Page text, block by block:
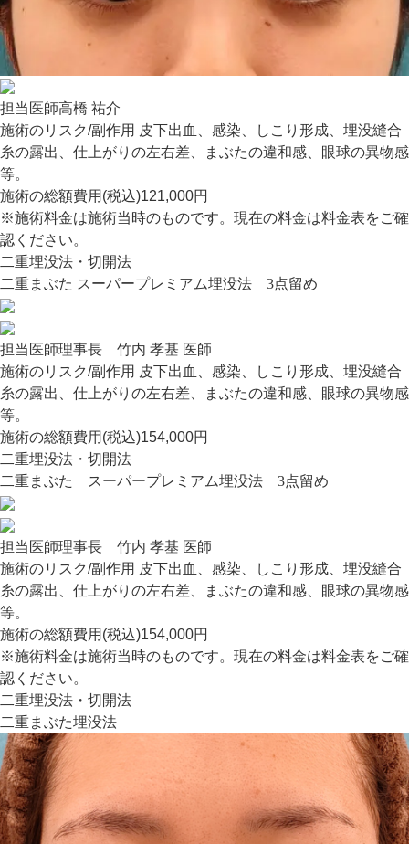
担当医師高橋 祐介
施術のリスク/副作用 皮下出血、感染、しこり形成、埋没縫合
糸の露出、仕上がりの左右差、まぶたの違和感、眼球の異物感
等。
施術の総額費用(税込)121,000円
※施術料金は施術当時のものです。現在の料金は料金表をご確
認ください。
二重埋没法・切開法
二重まぶた スーパープレミアム埋没法 3点留め
担当医師理事長 竹内 孝基 医師
施術のリスク/副作用 皮下出血、感染、しこり形成、埋没縫合
糸の露出、仕上がりの左右差、まぶたの違和感、眼球の異物感
等。
施術の総額費用(税込)154,000円
二重埋没法・切開法
二重まぶた スーパープレミアム埋没法 3点留め
担当医師理事長 竹内 孝基 医師
施術のリスク/副作用 皮下出血、感染、しこり形成、埋没縫合
糸の露出、仕上がりの左右差、まぶたの違和感、眼球の異物感
等。
施術の総額費用(税込)154,000円
※施術料金は施術当時のものです。現在の料金は料金表をご確
認ください。
二重埋没法・切開法
二重まぶた埋没法